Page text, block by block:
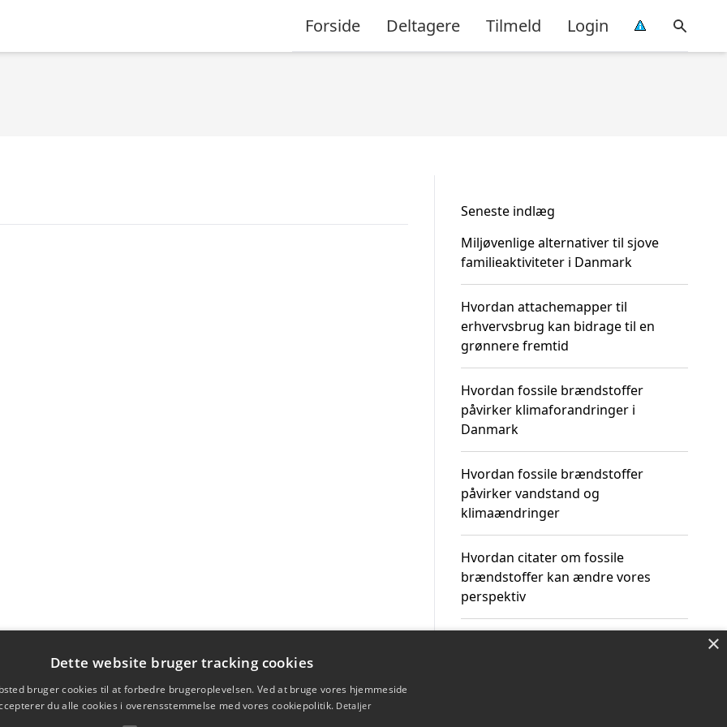
Forside Deltagere Tilmeld Login
Seneste indlæg
Miljøvenlige alternativer til sjove
familieaktiviteter i Danmark
Hvordan attachemapper til
erhvervsbrug kan bidrage til en
grønnere fremtid
Hvordan fossile brændstoffer
påvirker klimaforandringer i
Danmark
Hvordan fossile brændstoffer
påvirker vandstand og
klimaændringer
Hvordan citater om fossile
brændstoffer kan ændre vores
perspektiv
×
Dette website bruger tracking cookies
bruger cookies til at forbedre brugeroplevelsen. Ved at bruge vores hjemmeside
du alle cookies i overensstemmelse med vores cookiepolitik. Detaljer